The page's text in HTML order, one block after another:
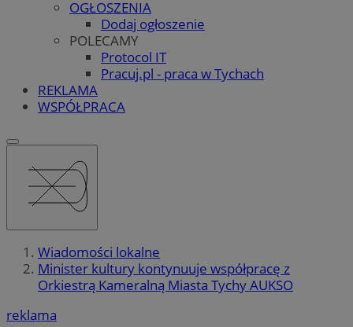
OGŁOSZENIA
Dodaj ogłoszenie
POLECAMY
Protocol IT
Pracuj.pl - praca w Tychach
REKLAMA
WSPÓŁPRACA
Wiadomości lokalne
Minister kultury kontynuuje współpracę z
Orkiestrą Kameralną Miasta Tychy AUKSO
reklama